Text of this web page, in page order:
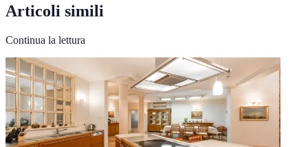
Articoli simili
Continua la lettura